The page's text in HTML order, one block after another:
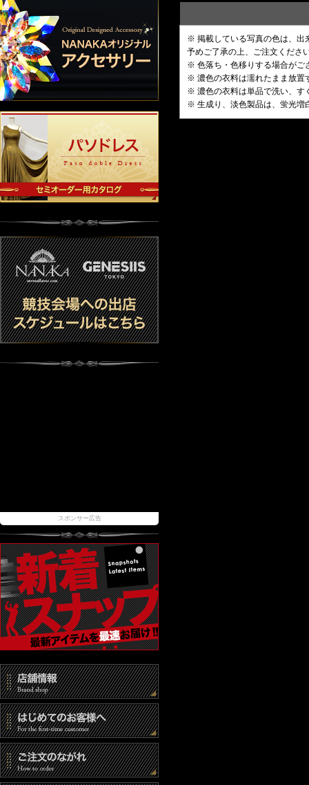
スポンサー広告
※ 掲載している写真の色は、出
予めご了承の上、ご注文くださ
※ 色落ち・色移りする場合がご
※ 濃色の衣料は濡れたまま放置
※ 濃色の衣料は単品で洗い、す
※ 生成り、淡色製品は、蛍光増